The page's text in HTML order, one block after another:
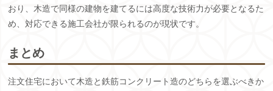
おり、木造で同様の建物を建てるには高度な技術力が必要となるた
め、対応できる施工会社が限られるのが現状です。
まとめ
注文住宅において木造と鉄筋コンクリート造のどちらを選ぶべきか